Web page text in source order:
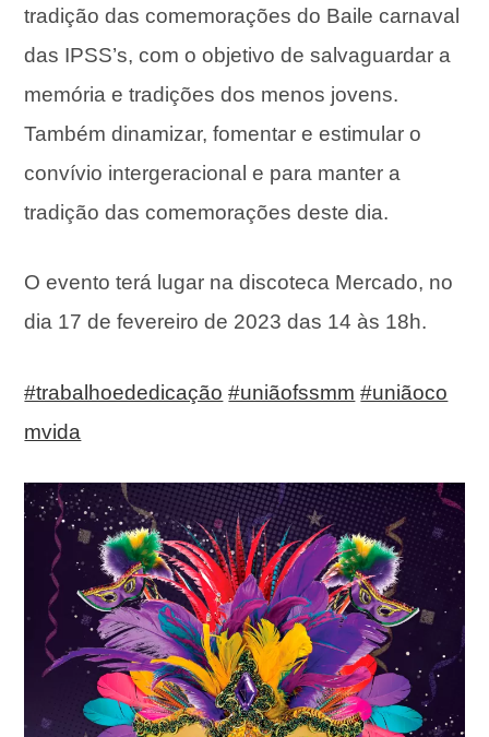
tradição das comemorações do Baile carnaval
das IPSS’s, com o objetivo de salvaguardar a
memória e tradições dos menos jovens.
Também dinamizar, fomentar e estimular o
convívio intergeracional e para manter a
tradição das comemorações deste dia.
O evento terá lugar na discoteca Mercado, no
dia 17 de fevereiro de 2023 das 14 às 18h.
#trabalhoededicação #uniãofssmm #uniãoco
mvida